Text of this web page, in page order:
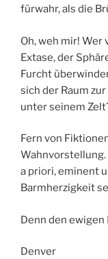
fürwahr, als die
Oh, weh mir!
Extase, der
Furcht
sich der Raum
unter seinem
Fern von
a priori, eminent
Barmherzigkeit
Denn den
Denver